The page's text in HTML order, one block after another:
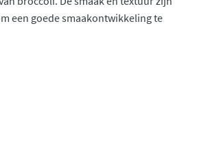
een goede smaakontwikkeling te